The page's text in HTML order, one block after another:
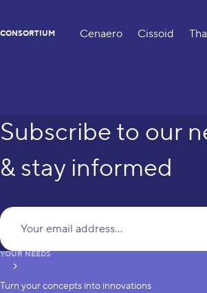
CONSORTIUM Cenaero Cissoid
Subscribe to our
& stay informed
subscribe
YOUR NEEDS
Turn your concepts into innovations